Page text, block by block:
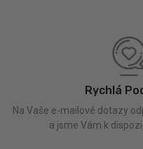
Rychlá
Na Vaše e-mailové dotazy
a jsme Vám k